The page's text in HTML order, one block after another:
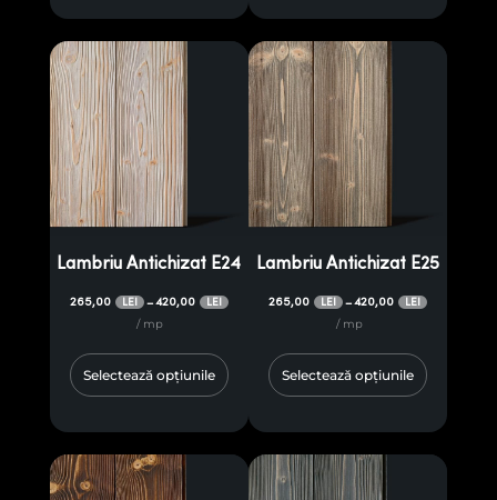
Lambriu Antichizat E24
265,00 LEI –420,00 LEI
/ mp
Selectează opțiunile
Lambriu Antichizat E25
265,00 LEI –420,00 LEI
/ mp
Selectează opțiunile